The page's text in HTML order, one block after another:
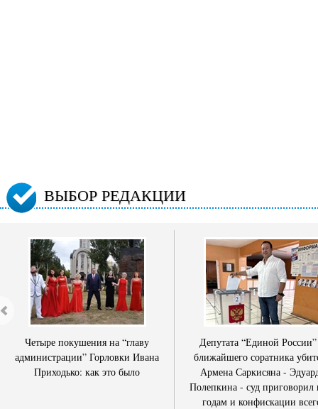
ВЫБОР РЕДАКЦИИ
Четыре покушения на “главу
администрации” Горловки Ивана
Приходько: как это было
Депутата “Единой
ближайшего соратника
Армена Саркисяна -
Полепкина - суд приговорил
годам и конфискации